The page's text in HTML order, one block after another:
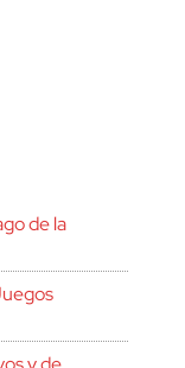
de la